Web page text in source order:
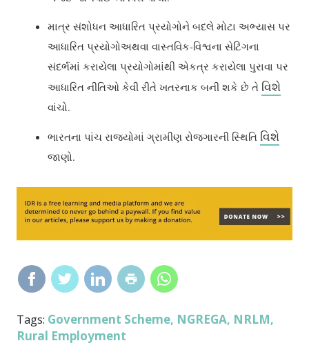
માત્ર સંશોધન આધારિત પ્રયોગોને બદલે મોટા અભ્યાસ પર
આધારિત પ્રયોગોઅથવા વાસ્તવિક-વિશ્વના સેટિંગના
સંદર્ભમાં કરાયેલા પ્રયોગોમાંથી એકત્ર કરાયેલા પુરાવા પર
આધારિત નીતિઓ કેવી રીતે ખતરનાક બની શકે છે તે વિશે
વાંચો.
ભારતના પાંચ રાજ્યોમાં ગ્રામીણ રોજગારની સ્થિતિ વિશે
જાણો.
Tags: Government Scheme, NGREGA, NRLM,
Rural Employment